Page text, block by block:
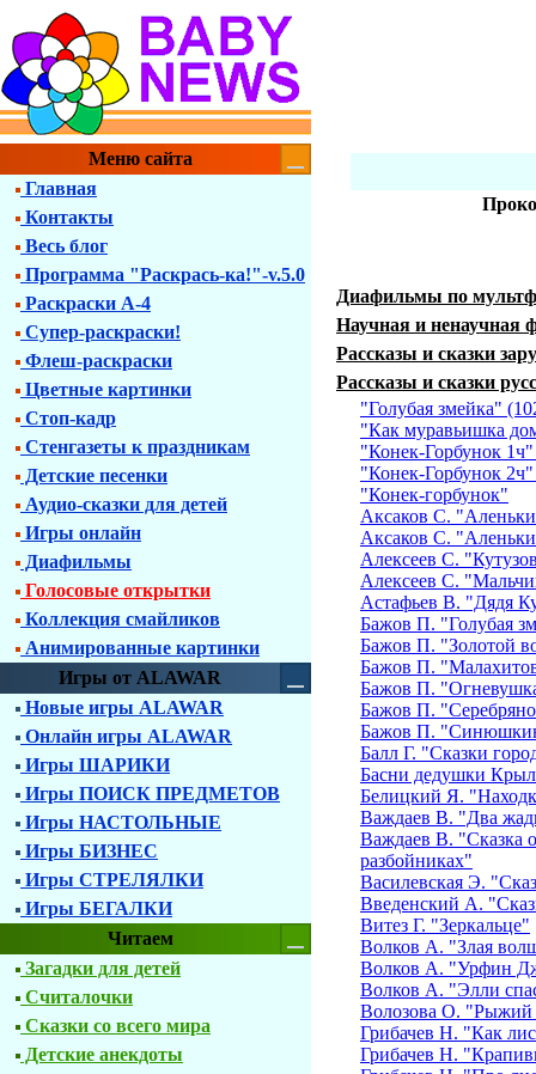
Меню сайта
Главная
Контакты
Весь блог
Программа "Раскрась-ка!"-v.5.0
Раскраски А-4
Супер-раскраски!
Флеш-раскраски
Цветные картинки
Стоп-кадр
Стенгазеты к праздникам
Детские песенки
Аудио-сказки для детей
Игры онлайн
Диафильмы
Голосовые открытки
Коллекция смайликов
Анимированные картинки
Игры от ALAWAR
Новые игры ALAWAR
Онлайн игры ALAWAR
Игры ШАРИКИ
Игры ПОИСК ПРЕДМЕТОВ
Игры НАСТОЛЬНЫЕ
Игры БИЗНЕС
Игры СТРЕЛЯЛКИ
Игры БЕГАЛКИ
Читаем
Загадки для детей
Считалочки
Сказки со всего мира
Детские анекдоты
Диафильмы по
Научная и ненаучная
Рассказы и сказки
Рассказы и сказки
"Голубая змейка"
"Как муравьишка
"Конек-Горбунок
"Конек-Горбунок
"Конек-горбунок"
Аксаков C.
Аксаков С.
Алексеев С.
Алексеев С.
Астафьев В. "Дядя
Бажов П. "Голубая
Бажов П. "Золотой
Бажов П.
Бажов П.
Бажов П.
Бажов П.
Балл Г. "Сказки
Басни дедушки
Белицкий Я.
Важдаев В. "Два
Важдаев В. "Сказка
разбойниках"
Василевская Э.
Введенский А.
Витез Г. "Зеркальце"
Волков А. "Злая
Волков А. "Урфин
Волков А. "Элли
Волозова О. "Рыжий
Грибачев Н. "Как
Грибачев Н.